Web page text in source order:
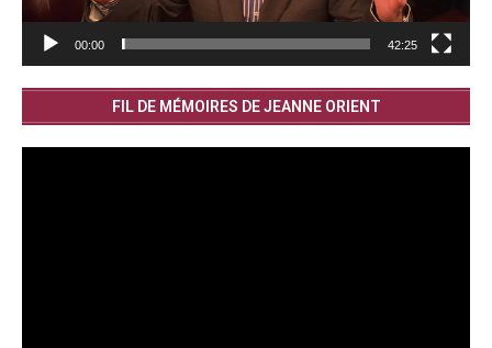
00:00 42:25
FIL DE MÉMOIRES DE JEANNE ORIENT